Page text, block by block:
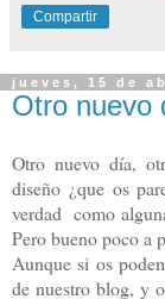
Compartir
jueves, 15 de
Otro nuevo
Otro nuevo día,
diseño ¿que os
verdad como
Pero bueno poco a
Aunque si os
de nuestro blog, y